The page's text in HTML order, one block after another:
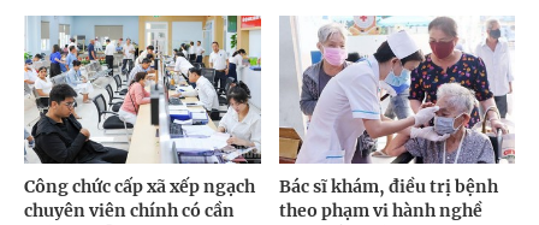
Công chức cấp xã xếp ngạch
chuyên viên chính có cần
Bác sĩ khám, điều trị bệnh
theo phạm vi hành nghề